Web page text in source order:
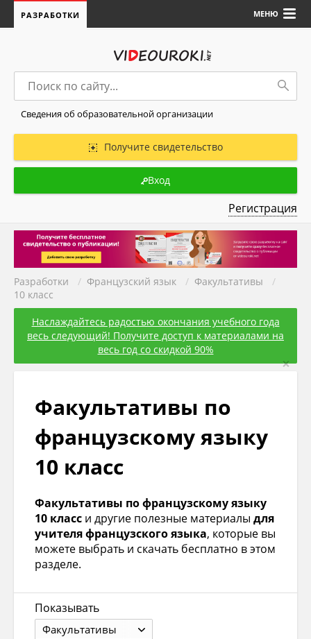
МЕНЮ
РАЗРАБОТКИ
Сведения об образовательной организации
Получите свидетельство
Вход
Регистрация
Разработки / Французский язык / Факультативы
/
10 класс
Наслаждайтесь радостью окончания учебного года
весь следующий! Получите доступ к материалами на
весь год со скидкой 90%
×
Факультативы по
французскому языку
10 класс
Факультативы по французскому языку
10 класс и другие полезные материалы для
учителя французского языка, которые вы
можете выбрать и скачать бесплатно в этом
разделе.
Показывать
Факультативы